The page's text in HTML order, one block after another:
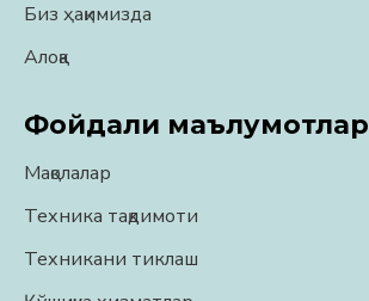
Биз ҳақимизда
Алоқа
Фойдали маълумотлар
Мақолалар
Техника тақдимоти
Техникани тиклаш